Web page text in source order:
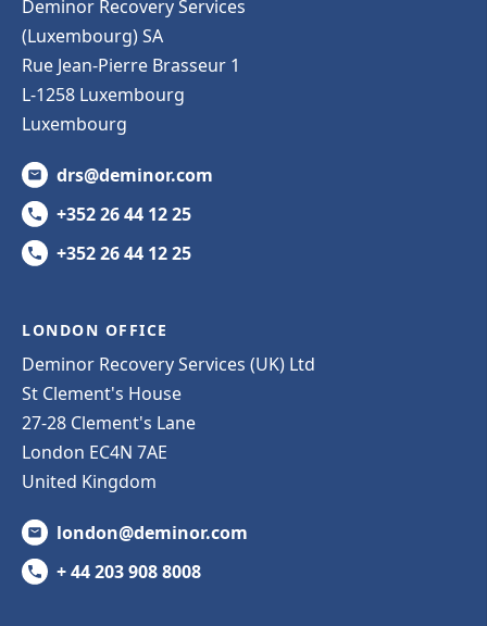
Deminor Recovery Services
(Luxembourg) SA
Rue Jean-Pierre Brasseur 1
L-1258 Luxembourg
Luxembourg
drs@deminor.com
+352 26 44 12 25
+352 26 44 12 25
LONDON OFFICE
Deminor Recovery Services (UK) Ltd
St Clement's House
27-28 Clement's Lane
London EC4N 7AE
United Kingdom
london@deminor.com
+ 44 203 908 8008